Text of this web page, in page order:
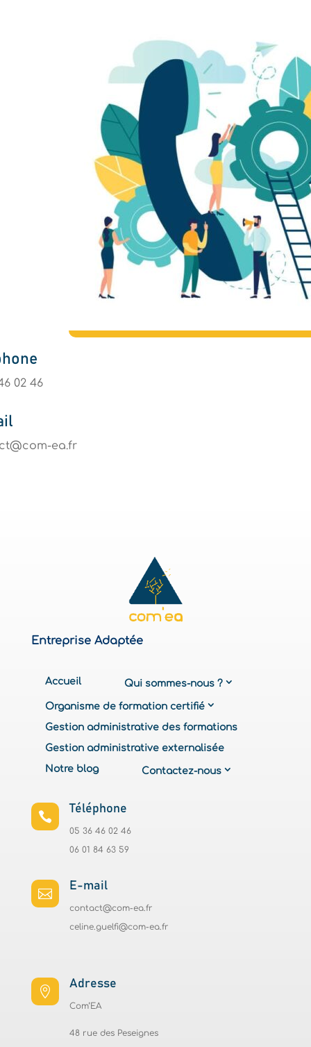
02 46
ea.fr
Entreprise Adaptée
Accueil Qui sommes-nous ?
Organisme de formation certifié
Gestion administrative des formations
Gestion administrative externalisée
Notre blog
Contactez-nous

Téléphone
05 36 46 02 46
06 01 84 63 59

E-mail
contact@com-ea.fr
celine.guelfi@com-ea.fr

Adresse
Com’EA
48 rue des Peseignes